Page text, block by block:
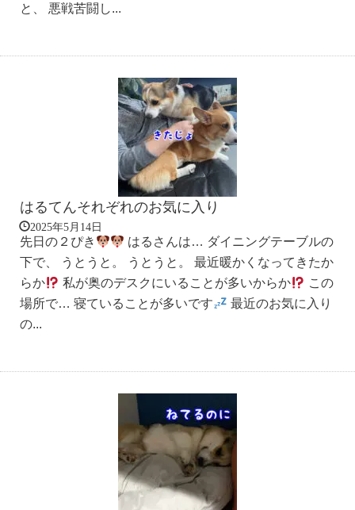
と、 悪戦苦闘し...
はるてんそれぞれのお気に入り
2025年5月14日
先日の２ぴき
はるさんは… ダイニングテーブルの
下で、 うとうと。 うとうと。 最近暖かくなってきたか
らか
私が奥のデスクにいることが多いからか
この
場所で… 寝ていることが多いです
最近のお気に入り
の...